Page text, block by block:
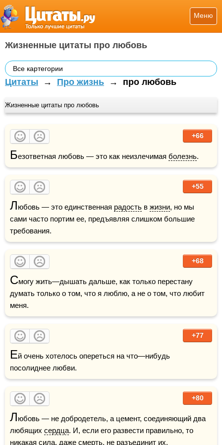
Меню
Жизненные цитаты про любовь
Все картегории
Цитаты → Про жизнь → про любовь
Жизненные цитаты про любовь
+66
Безответная любовь — это как неизлечимая болезнь.
+55
Любовь — это единственная радость в жизни, но мы
сами часто портим ее, предъявляя слишком большие
требования.
+68
Смогу жить—дышать дальше, как только перестану
думать только о том, что я люблю, а не о том, что любит
меня.
+77
Ей очень хотелось опереться на что—нибудь
посолиднее любви.
+80
Любовь — не добродетель, а цемент, соединяющий два
любящих сердца. И, если его развести правильно, то
никакая сила, даже смерть, не разъединит их.